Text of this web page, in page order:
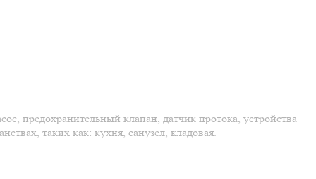
предохранительный клапан, датчик протока, устройства
таких как: кухня, санузел, кладовая.